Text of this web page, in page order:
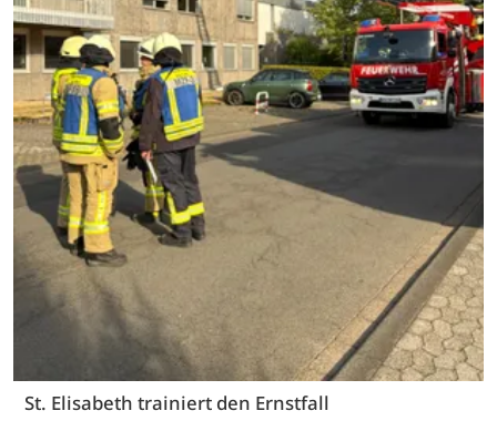
St. Elisabeth trainiert den Ernstfall